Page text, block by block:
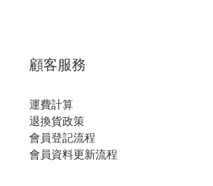
顧客服務
運費計算
退換貨政策
會員登記流程
會員資料更新流程